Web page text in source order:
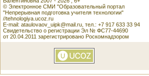
© Электронное СМИ "Образовательный портал
"Непрерывная подготовка учителя технологии"
//tehnologiya.ucoz.ru
E-mail: ataulovaov_uipk@mail.ru, тел.: +7 917 633 33 94
Свидетельство о регистрации Эл № ФС77-44690
от 20.04.2011 зарегистрировано Роскомнадзором